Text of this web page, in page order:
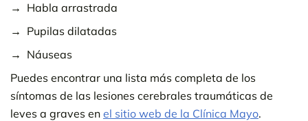
Habla arrastrada
Pupilas dilatadas
Náuseas
Puedes encontrar una lista más completa de los
síntomas de las lesiones cerebrales traumáticas de
leves a graves en el sitio web de la Clínica Mayo.